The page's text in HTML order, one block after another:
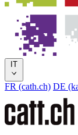
IT
FR (cath.ch) DE